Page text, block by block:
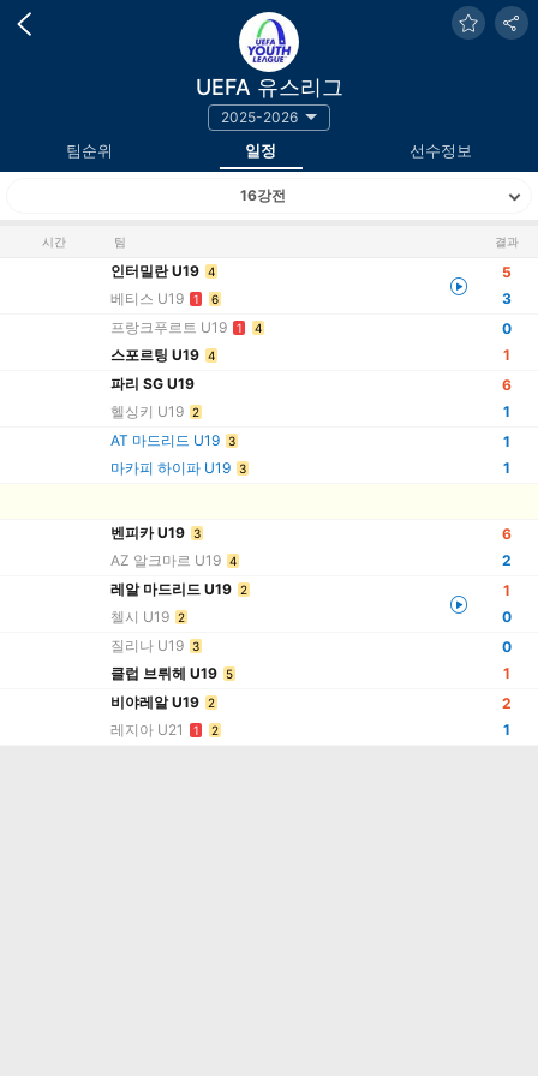
UEFA 유스리그
2025-2026
팀순위 일정 선수정보
16강전
시간 팀 결과
인터밀란 U19 4
베티스 U19 1 6
5
3
프랑크푸르트 U19
1 4
스포르팅 U19 4
0
1
파리 SG U19
헬싱키 U19 2
6
1
AT 마드리드 U19 3
마카피 하이파 U19 3
1
1
벤피카 U19 3
AZ 알크마르 U19 4
6
2
레알 마드리드 U19 2
첼시 U19 2
1
0
질리나 U19 3
클럽 브뤼헤 U19 5
0
1
비야레알 U19 2
레지아 U21 1 2
2
1